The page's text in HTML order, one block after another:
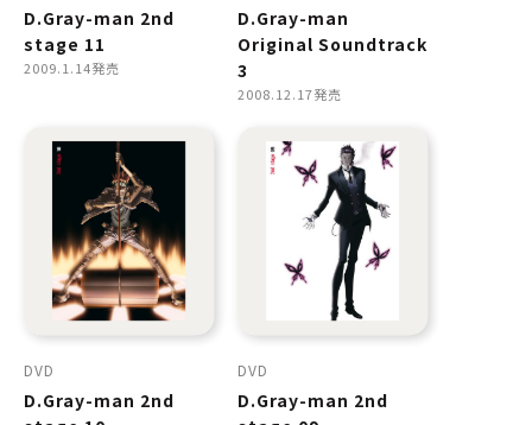
D.Gray-man 2nd
stage 11
2009.1.14発売
D.Gray-man
Original Soundtrack
3
2008.12.17発売
DVD
D.Gray-man 2nd
DVD
D.Gray-man 2nd